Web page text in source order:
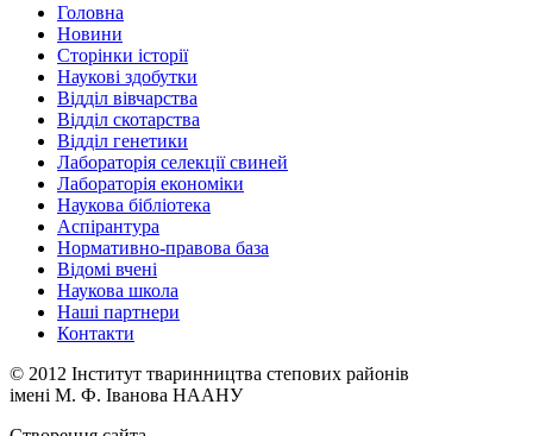
Головна
Новини
Сторінки історії
Наукові здобутки
Відділ вівчарства
Відділ скотарства
Відділ генетики
Лабораторія селекції свиней
Лабораторія економіки
Наукова бібліотека
Аспірантура
Нормативно-правова база
Відомі вчені
Наукова школа
Наші партнери
Контакти
© 2012 Інститут тваринництва степових районів
імені М. Ф. Іванова НААНУ